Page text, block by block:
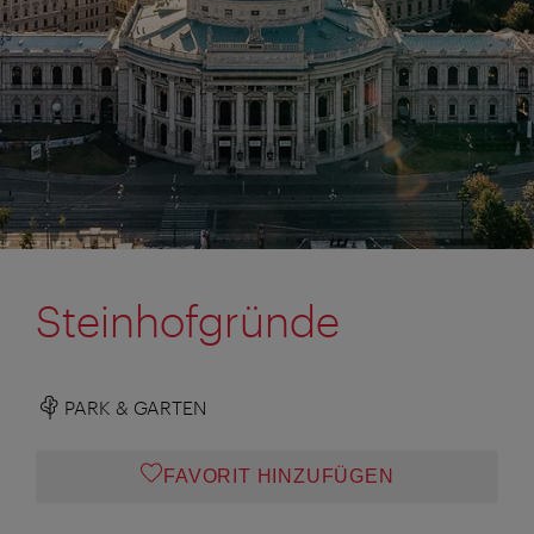
Steinhofgründe
PARK & GARTEN
FAVORIT HINZUFÜGEN